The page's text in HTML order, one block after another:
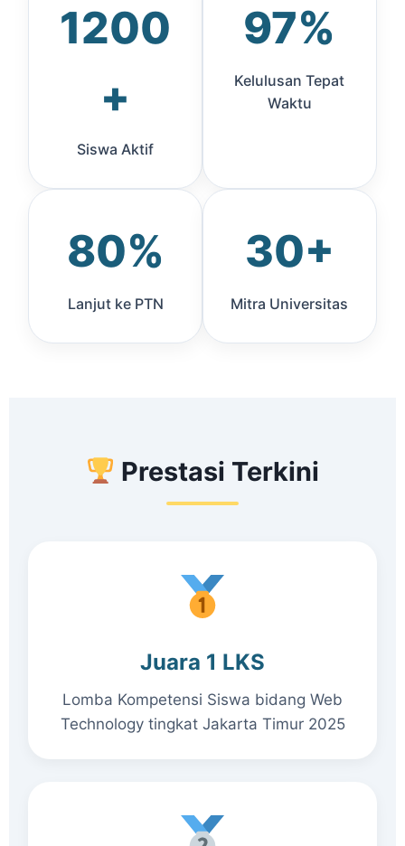
1200
+
Siswa Aktif
97%
Kelulusan Tepat
Waktu
80%
Lanjut ke PTN
30+
Mitra Universitas
Prestasi Terkini
Juara 1 LKS
Lomba Kompetensi Siswa bidang Web
Technology tingkat Jakarta Timur 2025